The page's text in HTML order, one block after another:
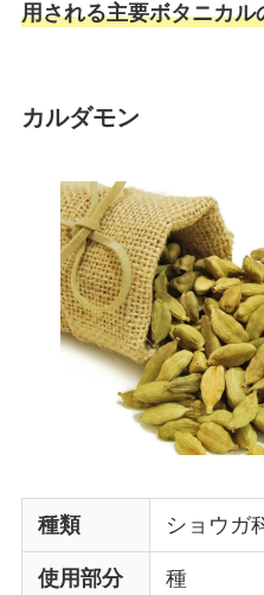
用される主要ボタニカル
カルダモン
種類 ショウガ
使用部分 種